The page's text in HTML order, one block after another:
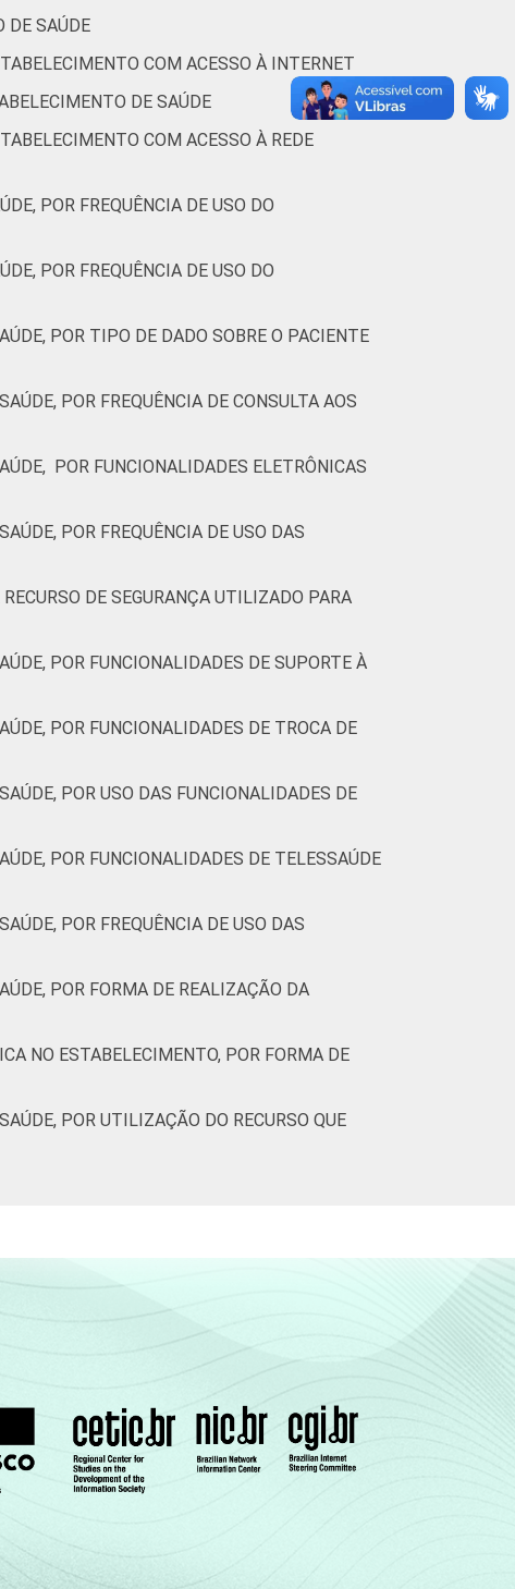
DE SAÚDE
COM ACESSO À INTERNET
DE SAÚDE
COM ACESSO À REDE
POR FREQUÊNCIA DE USO DO
POR FREQUÊNCIA DE USO DO
POR TIPO DE DADO SOBRE O PACIENTE
POR FREQUÊNCIA DE CONSULTA AOS
POR FUNCIONALIDADES ELETRÔNICAS
POR FREQUÊNCIA DE USO DAS
DE SEGURANÇA UTILIZADO PARA
POR FUNCIONALIDADES DE SUPORTE À
POR FUNCIONALIDADES DE TROCA DE
POR USO DAS FUNCIONALIDADES DE
POR FUNCIONALIDADES DE TELESSAÚDE
POR FREQUÊNCIA DE USO DAS
POR FORMA DE REALIZAÇÃO DA
NO ESTABELECIMENTO, POR FORMA DE
POR UTILIZAÇÃO DO RECURSO QUE